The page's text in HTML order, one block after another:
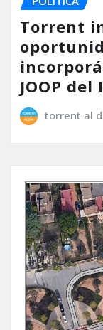
Torrent
JOOP del
torrent al